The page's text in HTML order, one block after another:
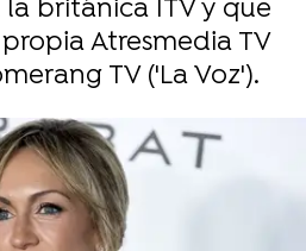
británica ITV y que
Atresmedia TV
TV ('La Voz').